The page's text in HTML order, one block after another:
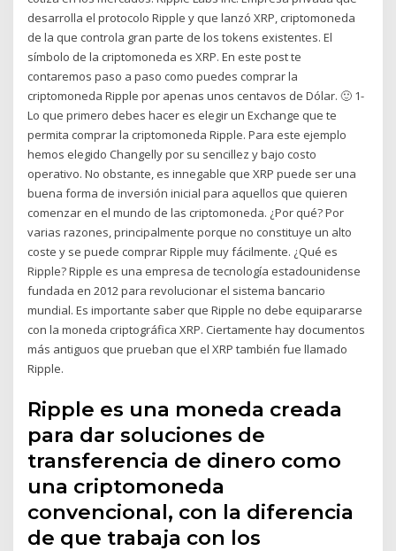
desarrolla el protocolo Ripple y que lanzó XRP, criptomoneda
de la que controla gran parte de los tokens existentes. El
símbolo de la criptomoneda es XRP. En este post te
contaremos paso a paso como puedes comprar la
criptomoneda Ripple por apenas unos centavos de Dólar. 🙂 1-
Lo que primero debes hacer es elegir un Exchange que te
permita comprar la criptomoneda Ripple. Para este ejemplo
hemos elegido Changelly por su sencillez y bajo costo
operativo. No obstante, es innegable que XRP puede ser una
buena forma de inversión inicial para aquellos que quieren
comenzar en el mundo de las criptomoneda. ¿Por qué? Por
varias razones, principalmente porque no constituye un alto
coste y se puede comprar Ripple muy fácilmente. ¿Qué es
Ripple? Ripple es una empresa de tecnología estadounidense
fundada en 2012 para revolucionar el sistema bancario
mundial. Es importante saber que Ripple no debe equipararse
con la moneda criptográfica XRP. Ciertamente hay documentos
más antiguos que prueban que el XRP también fue llamado
Ripple.
Ripple es una moneda creada
para dar soluciones de
transferencia de dinero como
una criptomoneda
convencional, con la diferencia
de que trabaja con los